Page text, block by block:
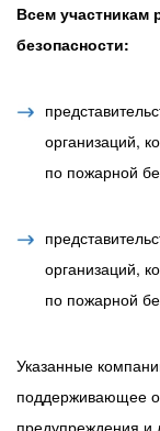
Всем участникам
безопасности:
организаций,
по пожарной
организаций,
по пожарной
Указанные
поддерживающее
предупреждения и